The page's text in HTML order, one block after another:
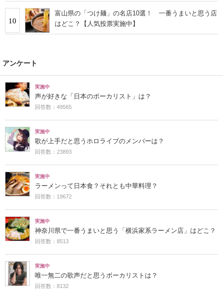
10
富山県の「つけ麺」の名店10選！ 一番うまいと思う店
はどこ？【人気投票実施中】
アンケート
実施中
声が好きな「日本のボーカリスト」は？
回答数：49565
実施中
歌が上手だと思うホロライブのメンバーは？
回答数：23893
実施中
ラーメンって日本食？それとも中華料理？
回答数：19672
実施中
神奈川県で一番うまいと思う「横浜家系ラーメン店」はどこ？
回答数：8513
実施中
唯一無二の歌声だと思うボーカリストは？
回答数：8132